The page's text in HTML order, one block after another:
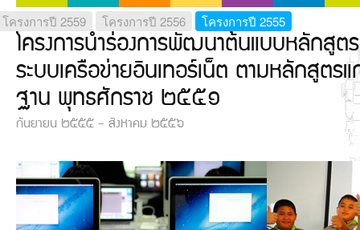
โครงการนำร่องการพัฒนาต้นแบบหลักสูต
ระบบเครือข่ายอินเทอร์เน็ต ตามหลักสูตร
ฐาน พุทธศักราช ๒๕๕๑
กันยายน ๒๕๕๕ – สิงหาคม ๒๕๕๖
โครงการปี 2559 โครงการปี 2556 โครงการปี 2555